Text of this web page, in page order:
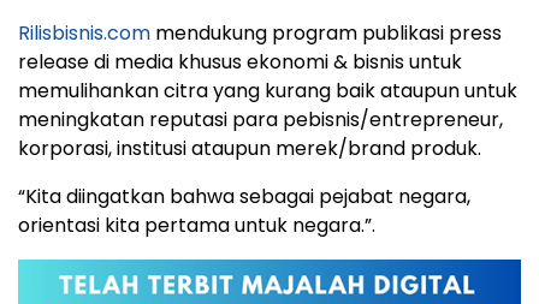
Rilisbisnis.com mendukung program publikasi press
release di media khusus ekonomi & bisnis untuk
memulihankan citra yang kurang baik ataupun untuk
meningkatan reputasi para pebisnis/entrepreneur,
korporasi, institusi ataupun merek/brand produk.
“Kita diingatkan bahwa sebagai pejabat negara,
orientasi kita pertama untuk negara.”.